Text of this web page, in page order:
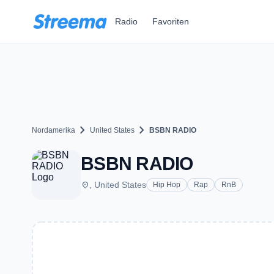
Radio Favoriten
Nordamerika chevron_right United States chevron_right BSBN RADIO
BSBN RADIO
place , United States Hip Hop Rap RnB